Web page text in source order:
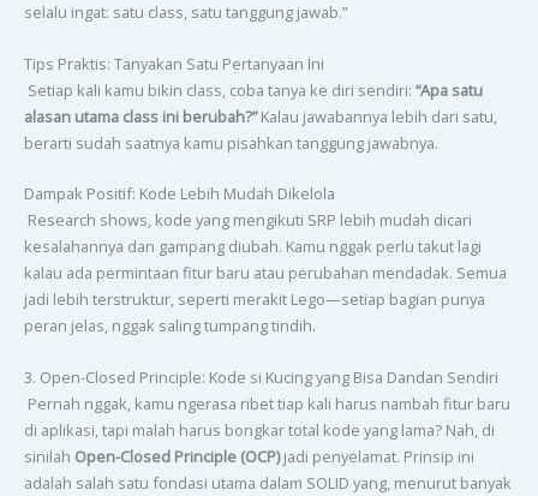
selalu ingat: satu class, satu tanggung jawab.”
Tips Praktis: Tanyakan Satu Pertanyaan Ini
Setiap kali kamu bikin class, coba tanya ke diri sendiri: “Apa satu
alasan utama class ini berubah?”Kalau jawabannya lebih dari satu,
berarti sudah saatnya kamu pisahkan tanggung jawabnya.
Dampak Positif: Kode Lebih Mudah Dikelola
Research shows, kode yang mengikuti SRP lebih mudah dicari
kesalahannya dan gampang diubah. Kamu nggak perlu takut lagi
kalau ada permintaan fitur baru atau perubahan mendadak. Semua
jadi lebih terstruktur, seperti merakit Lego—setiap bagian punya
peran jelas, nggak saling tumpang tindih.
3. Open-Closed Principle: Kode si Kucing yang Bisa Dandan Sendiri
Pernah nggak, kamu ngerasa ribet tiap kali harus nambah fitur baru
di aplikasi, tapi malah harus bongkar total kode yang lama? Nah, di
sinilah Open-Closed Principle (OCP)jadi penyelamat. Prinsip ini
adalah salah satu fondasi utama dalam SOLID yang, menurut banyak